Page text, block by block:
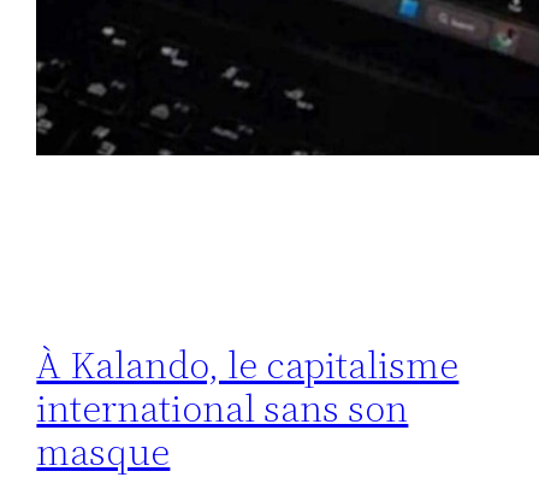
À Kalando, le capitalisme
international sans son
masque